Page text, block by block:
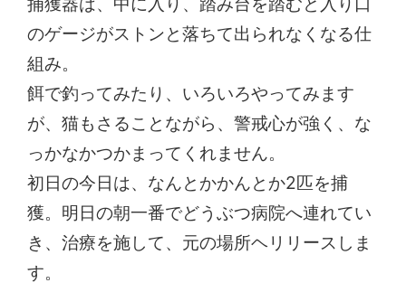
のゲージがストンと落ちて出られなくなる仕
組み。
餌で釣ってみたり、いろいろやってみます
が、猫もさることながら、警戒心が強く、な
っかなかつかまってくれません。
初日の今日は、なんとかかんとか2匹を捕
獲。明日の朝一番でどうぶつ病院へ連れてい
き、治療を施して、元の場所ヘリリースしま
す。